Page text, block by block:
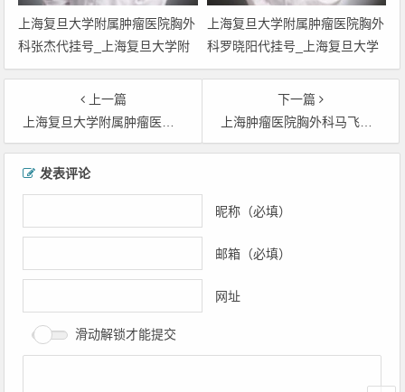
上海复旦大学附属肿瘤医院胸外
科张杰代挂号_上海复旦大学附
属肿瘤医院胸外科张杰网上预约
挂号_上海复旦大学附属肿瘤医
院胸外科张杰黄牛代挂号
上海复旦大学附属肿瘤医院胸外
科罗晓阳代挂号_上海复旦大学
附属肿瘤医院胸外科罗晓阳网上
预约挂号_上海复旦大学附属肿
瘤医院胸外科罗晓阳黄牛代挂号
上一篇
上海复旦大学附属肿瘤医院胸外科孙艺华代挂号_上海复旦大学附属肿瘤医院胸外科孙艺华网上预约挂号_上海复旦大学附属肿瘤医院胸外科孙艺华黄牛代挂号
下一篇
上海肿瘤医院胸外科马飞龙,专业代挂马飞龙专家号
文章导航
发表评论
昵称（必填）
邮箱（必填）
网址
滑动解锁才能提交